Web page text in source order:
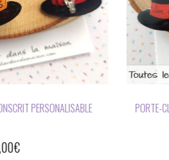
CONSCRITS 10 ANS BLEU OU
NOIR
14,00